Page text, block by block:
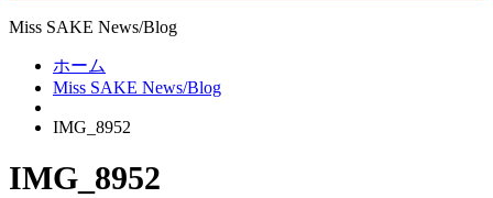
Miss SAKE News/Blog
ホーム
Miss SAKE News/Blog
IMG_8952
IMG_8952